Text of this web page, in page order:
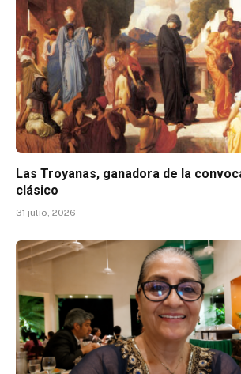
Las Troyanas, ganadora de la
clásico
31 julio, 2026